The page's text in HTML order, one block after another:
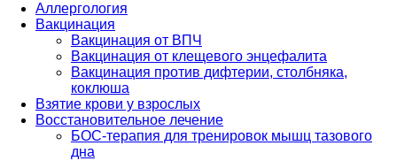
Аллергология
Вакцинация
Вакцинация от ВПЧ
Вакцинация от клещевого энцефалита
Вакцинация против дифтерии, столбняка,
коклюша
Взятие крови у взрослых
Восстановительное лечение
БОС-терапия для тренировок мышц тазового
дна